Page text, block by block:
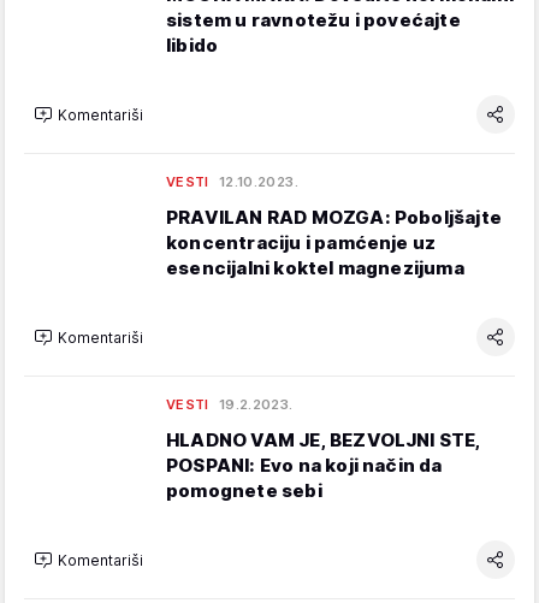
sistem u ravnotežu i povećajte
libido
Komentariši
VESTI 12.10.2023.
PRAVILAN RAD MOZGA: Poboljšajte
koncentraciju i pamćenje uz
esencijalni koktel magnezijuma
Komentariši
VESTI 19.2.2023.
HLADNO VAM JE, BEZVOLJNI STE,
POSPANI: Evo na koji način da
pomognete sebi
Komentariši